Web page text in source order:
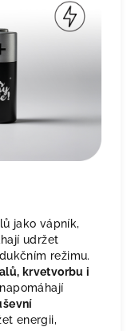
jako vápník,
udržet
režimu.
krvetvorbu i
energii,